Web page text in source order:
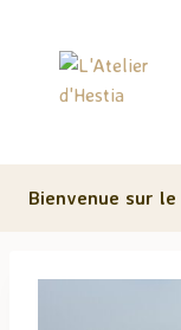
contenu
Bienvenue sur